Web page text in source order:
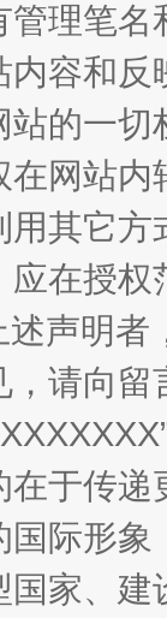
管理笔
内容和
的一
网站
其它
在授
述声明
请向
在于传
际形
家、